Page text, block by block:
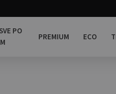
PO
PREMIUM ECO